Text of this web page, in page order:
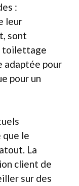
:
leur
sont
toilettage
adaptée pour
pour un
que le
La
client de
sur des